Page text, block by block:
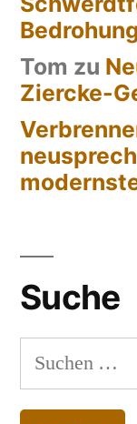
Tom zu
Ziercke-
Suche
Suchen
nach: